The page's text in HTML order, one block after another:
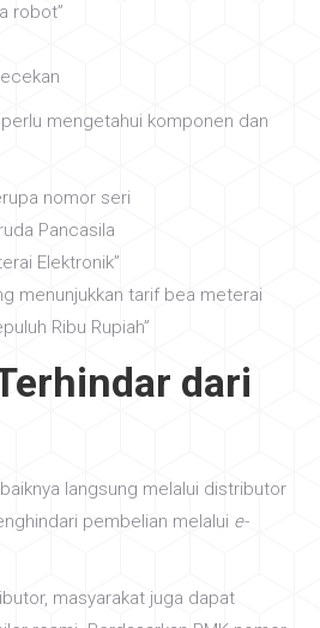
robot”
mengetahui komponen dan
nomor seri
Pancasila
Elektronik”
menunjukkan tarif bea meterai
Ribu Rupiah”
dari
langsung melalui distributor
pembelian melalui e-
masyarakat juga dapat